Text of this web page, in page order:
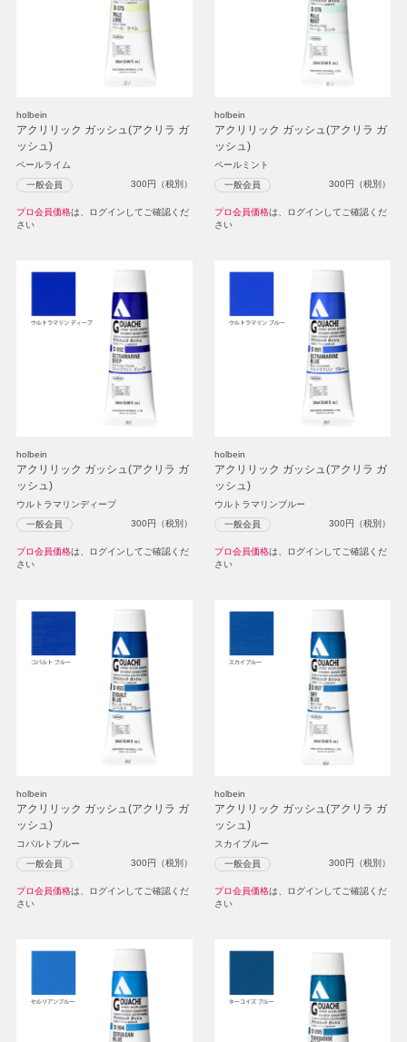
holbein
アクリリック ガッシュ(アクリラ ガ
ッシュ)
ペールライム
一般会員 300円（税別）
プロ会員価格は、ログインしてご確認くだ
さい
holbein
アクリリック ガッシュ(アクリラ ガ
ッシュ)
ペールミント
一般会員 300円（税別）
プロ会員価格は、ログインしてご確認くだ
さい
holbein
アクリリック ガッシュ(アクリラ ガ
ッシュ)
ウルトラマリンディープ
一般会員 300円（税別）
プロ会員価格は、ログインしてご確認くだ
さい
holbein
アクリリック ガッシュ(アクリラ ガ
ッシュ)
ウルトラマリンブルー
一般会員 300円（税別）
プロ会員価格は、ログインしてご確認くだ
さい
holbein
アクリリック ガッシュ(アクリラ ガ
ッシュ)
コバルトブルー
一般会員 300円（税別）
プロ会員価格は、ログインしてご確認くだ
さい
holbein
アクリリック ガッシュ(アクリラ ガ
ッシュ)
スカイブルー
一般会員 300円（税別）
プロ会員価格は、ログインしてご確認くだ
さい